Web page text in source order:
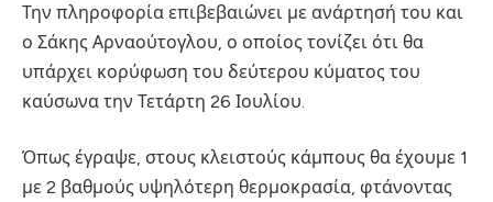
Την πληροφορία επιβεβαιώνει με ανάρτησή του και
ο Σάκης Αρναούτογλου, ο οποίος τονίζει ότι θα
υπάρχει κορύφωση του δεύτερου κύματος του
καύσωνα την Τετάρτη 26 Ιουλίου.
Όπως έγραψε, στους κλειστούς κάμπους θα έχουμε 1
με 2 βαθμούς υψηλότερη θερμοκρασία, φτάνοντας